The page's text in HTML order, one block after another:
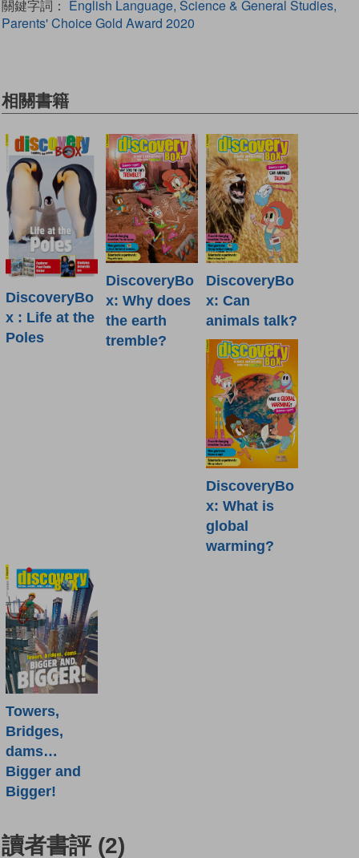
關鍵字詞： English Language, Science & General Studies,
Parents' Choice Gold Award 2020
相關書籍
DiscoveryBo
x : Life at the
Poles
DiscoveryBo
x: Why does
the earth
tremble?
DiscoveryBo
x: Can
animals talk?
DiscoveryBo
x: What is
global
warming?
Towers,
Bridges,
dams…
Bigger and
Bigger!
讀者書評 (2)